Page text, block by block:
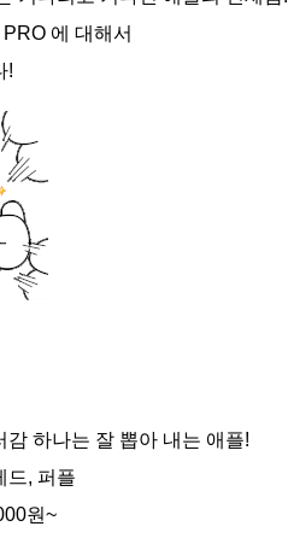
에 대해서
!
감 하나는 잘 뽑아 내는 애플!
드, 퍼플
원~